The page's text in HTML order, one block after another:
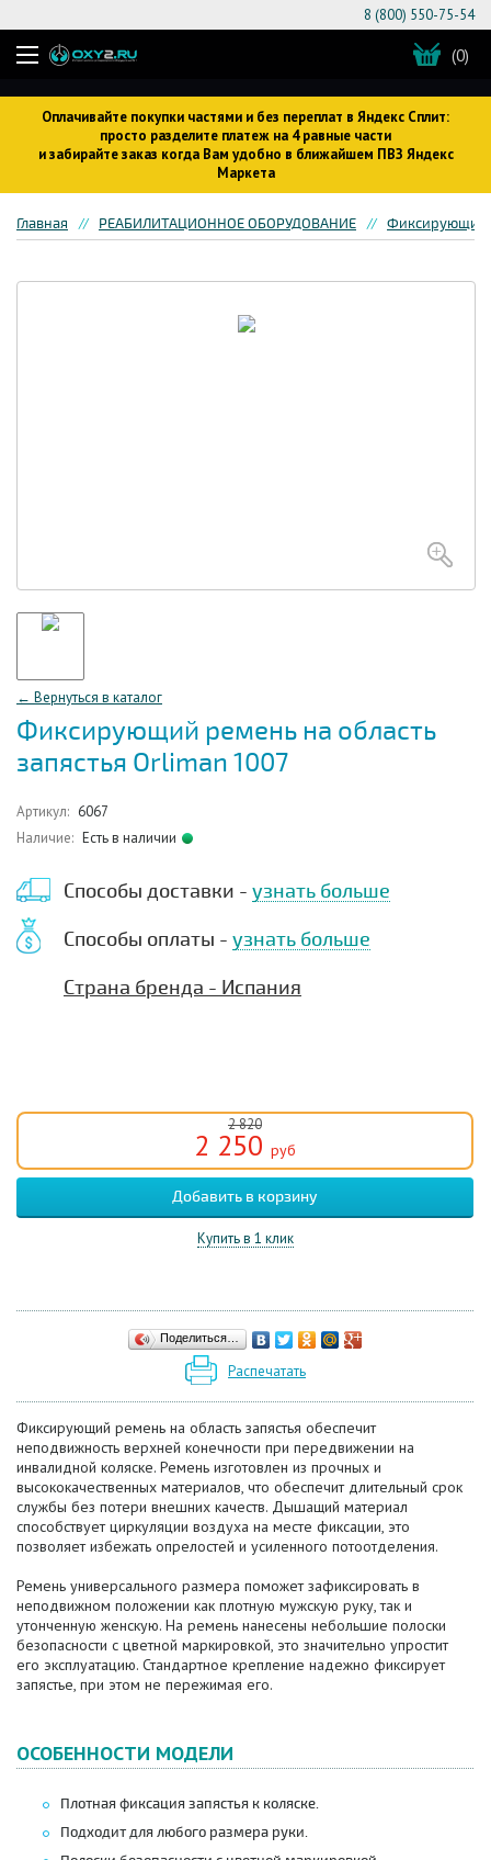
Оплачивайте покупки частями и без переплат в Яндекс Сплит:
просто разделите платеж на 4 равные части
и забирайте заказ когда Вам удобно в ближайшем ПВЗ Яндекс
Маркета
8 (800) 550-75-54
(0)
Главная РЕАБИЛИТАЦИОННОЕ ОБОРУДОВАНИЕ Фиксирующие
← Вернуться в каталог
Фиксирующий ремень на область
запястья Orliman 1007
Артикул: 6067
Наличие: Есть в наличии
Способы доставки - узнать больше
Способы оплаты - узнать больше
Страна бренда - Испания
2 820
2 250 руб
Купить в 1 клик
Поделиться…
Распечатать
Фиксирующий ремень на область запястья обеспечит
неподвижность верхней конечности при передвижении на
инвалидной коляске. Ремень изготовлен из прочных и
высококачественных материалов, что обеспечит длительный срок
службы без потери внешних качеств. Дышащий материал
способствует циркуляции воздуха на месте фиксации, это
позволяет избежать опрелостей и усиленного потоотделения.
Ремень универсального размера поможет зафиксировать в
неподвижном положении как плотную мужскую руку, так и
утонченную женскую. На ремень нанесены небольшие полоски
безопасности с цветной маркировкой, это значительно упростит
его эксплуатацию. Стандартное крепление надежно фиксирует
запястье, при этом не пережимая его.
ОСОБЕННОСТИ МОДЕЛИ
Плотная фиксация запястья к коляске.
Подходит для любого размера руки.